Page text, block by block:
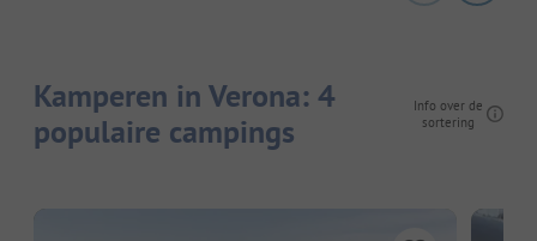
Kamperen in Verona: 4
populaire campings
Info over de
sortering